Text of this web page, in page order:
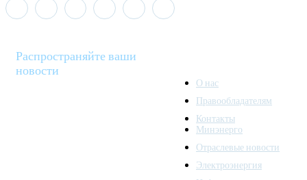
Распространяйте ваши
новости
О нас
Правообладателям
Контакты
Минэнерго
Отраслевые новости
Электроэнергия